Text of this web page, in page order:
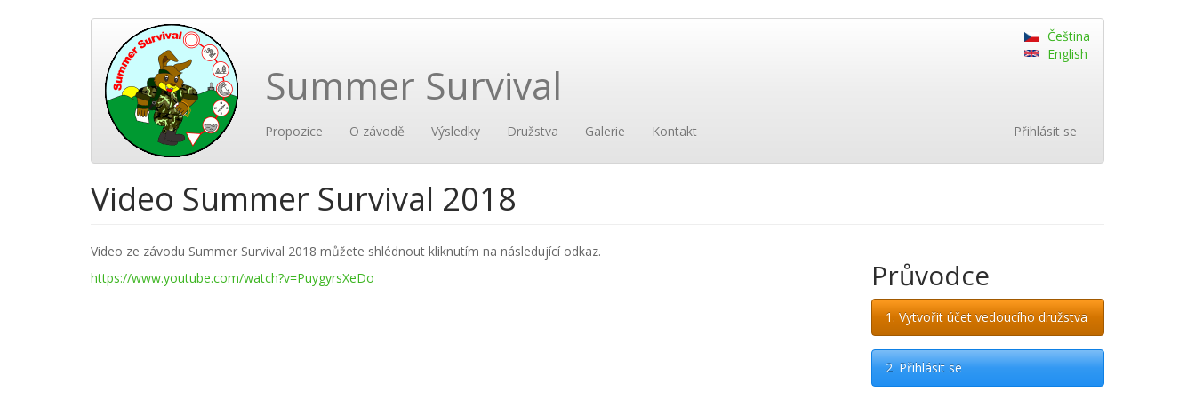
Summer Survival
Čeština
English
Main
navigation
Propozice O závodě Výsledky Družstva Galerie Kontakt
User
account
menu
Přihlásit se
Video Summer Survival 2018
Video ze závodu Summer Survival 2018 můžete shlédnout kliknutím na následující odkaz.
https://www.youtube.com/watch?v=PuygyrsXeDo
Průvodce
1. Vytvořit účet vedoucího družstva
2. Přihlásit se